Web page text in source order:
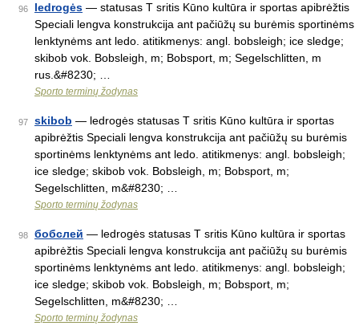
96 ledrogės — statusas T sritis Kūno kultūra ir sportas apibrėžtis
Speciali lengva konstrukcija ant pačiūžų su burėmis sportinėms
lenktynėms ant ledo. atitikmenys: angl. bobsleigh; ice sledge;
skibob vok. Bobsleigh, m; Bobsport, m; Segelschlitten, m
rus.&#8230; …
Sporto terminų žodynas
97 skibob — ledrogės statusas T sritis Kūno kultūra ir sportas
apibrėžtis Speciali lengva konstrukcija ant pačiūžų su burėmis
sportinėms lenktynėms ant ledo. atitikmenys: angl. bobsleigh;
ice sledge; skibob vok. Bobsleigh, m; Bobsport, m;
Segelschlitten, m&#8230; …
Sporto terminų žodynas
98 бобслей — ledrogės statusas T sritis Kūno kultūra ir sportas
apibrėžtis Speciali lengva konstrukcija ant pačiūžų su burėmis
sportinėms lenktynėms ant ledo. atitikmenys: angl. bobsleigh;
ice sledge; skibob vok. Bobsleigh, m; Bobsport, m;
Segelschlitten, m&#8230; …
Sporto terminų žodynas